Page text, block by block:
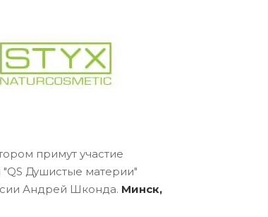
примут участие
Душистые материи"
Андрей Шконда. Минск,